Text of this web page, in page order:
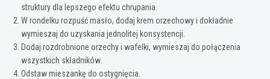
struktury dla lepszego efektu chrupania.
W rondelku rozpuść masło, dodaj krem orzechowy i dokładnie
wymieszaj do uzyskania jednolitej konsystencji.
Dodaj rozdrobnione orzechy i wafelki, wymieszaj do połączenia
wszystkich składników.
Odstaw mieszankę do ostygnięcia.